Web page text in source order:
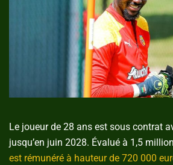
Le joueur de 28 ans est sous contrat
jusqu’en juin 2028. Évalué à 1,5
est rémunéré à hauteur de 720 000